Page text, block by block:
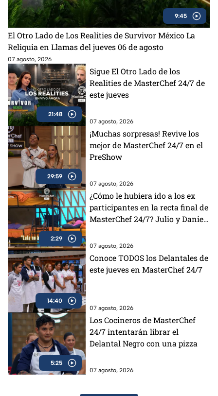
9:45
El Otro Lado de Los Realities de Survivor México La
Reliquia en Llamas del jueves 06 de agosto
07 agosto, 2026
21:48
Sigue El Otro Lado de los
Realities de MasterChef 24/7 de
este jueves
07 agosto, 2026
29:59
¡Muchas sorpresas! Revive los
mejor de MasterChef 24/7 en el
PreShow
07 agosto, 2026
2:29
¿Cómo le hubiera ido a los ex
participantes en la recta final de
MasterChef 24/7? Julio y Daniela
07 agosto, 2026
14:40
Conoce TODOS los Delantales de
este jueves en MasterChef 24/7
07 agosto, 2026
5:25
Los Cocineros de MasterChef
24/7 intentarán librar el
Delantal Negro con una pizza
07 agosto, 2026